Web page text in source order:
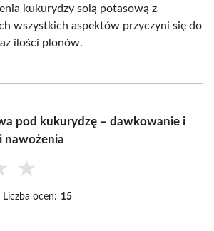
kukurydzy solą potasową z
wszystkich aspektów przyczyni się do
ilości plonów.
pod kukurydzę – dawkowanie i
nawożenia
★
Liczba ocen: 15